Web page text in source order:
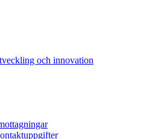
och innovation